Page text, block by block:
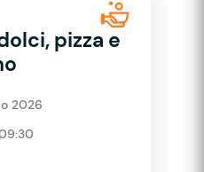
pizza e
2026